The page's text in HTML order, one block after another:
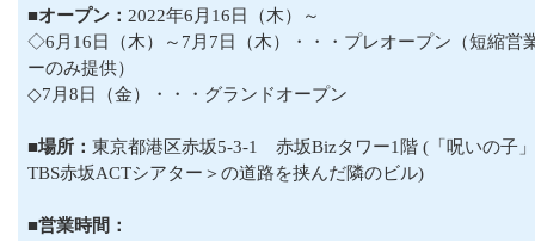
■オープン： 2022年6月16日（木）～
◇6月16日（木）～7月7日（木）・・・プレオープン（短縮営
ーのみ提供）
◇7月8日（金）・・・グランドオープン
■場所： 東京都港区赤坂5-3-1 赤坂Bizタワー1階 (「呪いの子
TBS赤坂ACTシアター＞の道路を挟んだ隣のビル)
■営業時間：